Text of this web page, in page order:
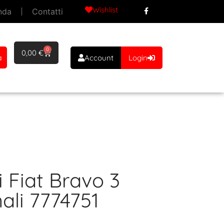
Contatti Wishlist
0,00€ 0
Account Login
Bravo 3
7774751